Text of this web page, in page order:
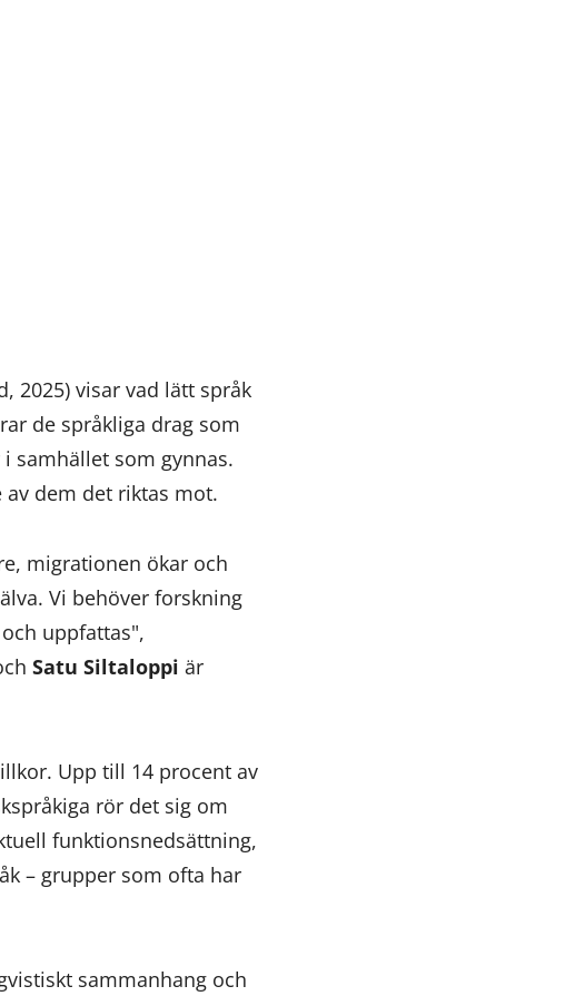
2025) visar vad lätt språk
de språkliga drag som
samhället som gynnas.
dem det riktas mot.
migrationen ökar och
Vi behöver forskning
uppfattas",
Satu Siltaloppi är
Upp till 14 procent av
rör det sig om
funktionsnedsättning,
– grupper som ofta har
sammanhang och